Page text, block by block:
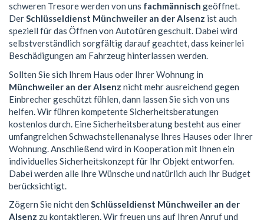
schweren Tresore werden von uns fachmännisch geöffnet.
DerSchlüsseldienst Münchweiler an der Alsenz ist auch
speziell für das Öffnen von Autotüren geschult. Dabei wird
selbstverständlich sorgfältig darauf geachtet, dass keinerlei
Beschädigungen am Fahrzeug hinterlassen werden.
Sollten Sie sich Ihrem Haus oder Ihrer Wohnung in
Münchweiler an der Alsenz nicht mehr ausreichend gegen
Einbrecher geschützt fühlen, dann lassen Sie sich von uns
helfen. Wir führen kompetente Sicherheitsberatungen
kostenlos durch. Eine Sicherheitsberatung besteht aus einer
umfangreichen Schwachstellenanalyse Ihres Hauses oder Ihrer
Wohnung. Anschließend wird in Kooperation mit Ihnen ein
individuelles Sicherheitskonzept für Ihr Objekt entworfen.
Dabei werden alle Ihre Wünsche und natürlich auch Ihr Budget
berücksichtigt.
Zögern Sie nicht den Schlüsseldienst Münchweiler an der
Alsenz zu kontaktieren. Wir freuen uns auf Ihren Anruf und